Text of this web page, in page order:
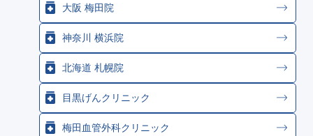
大阪 梅田院
神奈川 横浜院
北海道 札幌院
目黒げんクリニック
梅田血管外科クリニック